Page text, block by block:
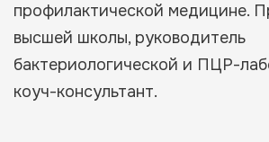
профилактической медицине.
высшей школы, руководитель
бактериологической и ПЦР-
коуч-консультант.